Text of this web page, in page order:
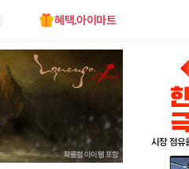
혜택.아이마트